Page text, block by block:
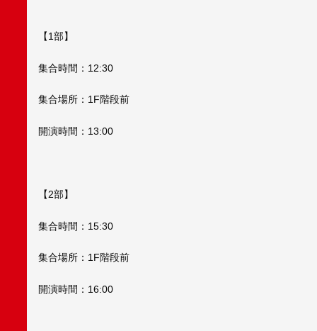
【1部】
集合時間：12:30
集合場所：1F階段前
開演時間：13:00
【2部】
集合時間：15:30
集合場所：1F階段前
開演時間：16:00